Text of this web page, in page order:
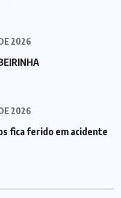
2026
2026
fica ferido em acidente